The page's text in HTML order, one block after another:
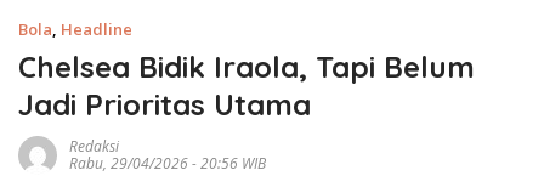
Bola, Headline
Chelsea Bidik Iraola, Tapi Belum
Jadi Prioritas Utama
Redaksi
Rabu, 29/04/2026 - 20:56 WIB